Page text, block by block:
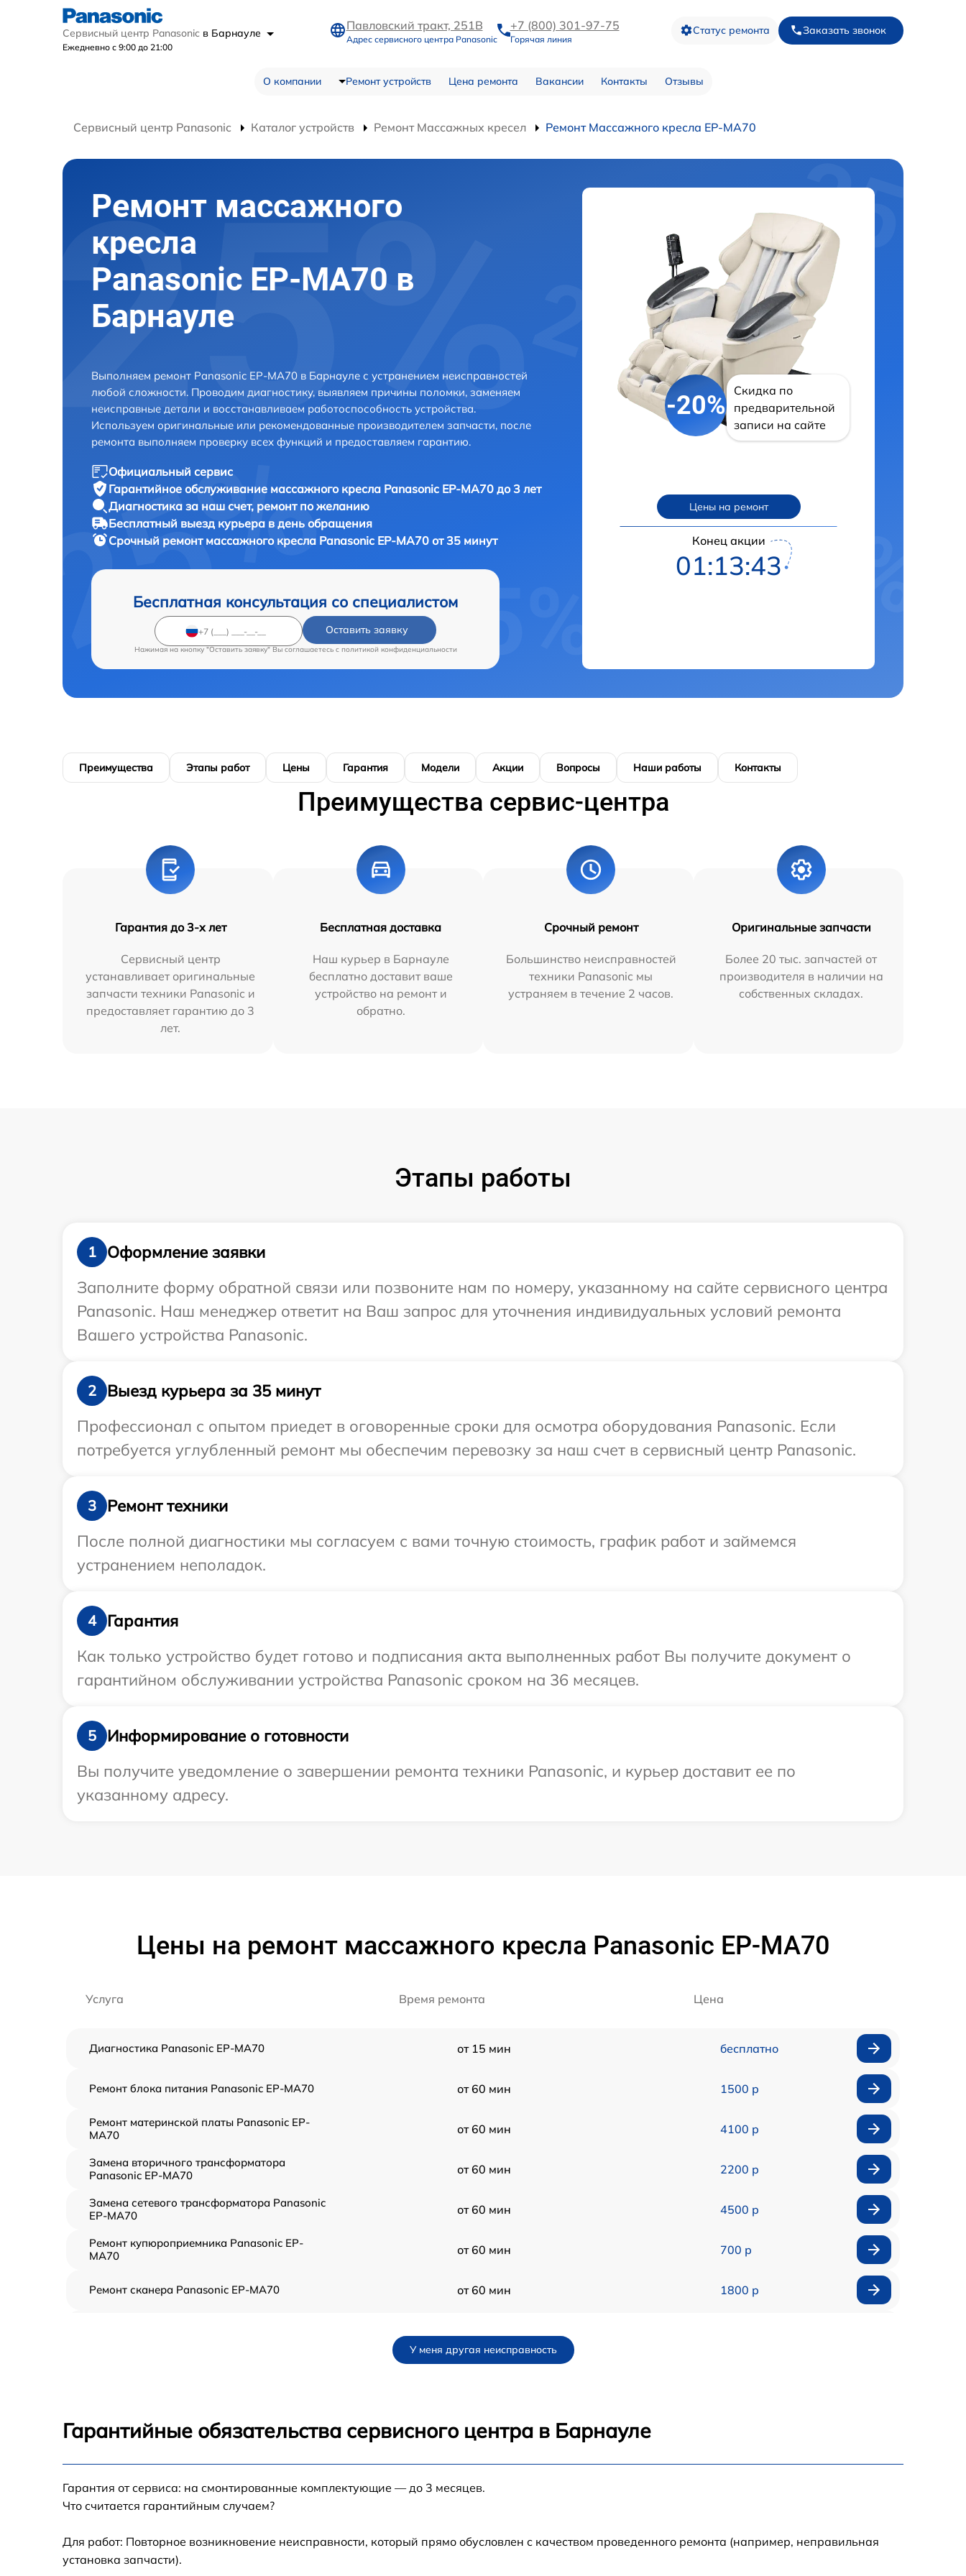
Сервисный центр Panasonic в Барнауле
Ежедневно с 9:00 до 21:00
Павловский тракт, 251В
Адрес сервисного центра Panasonic
+7 (800) 301-97-75
Горячая линия
Статус ремонта Заказать звонок
О компании Ремонт устройств Цена ремонта Вакансии Контакты Отзывы
Сервисный центр Panasonic Каталог устройств Ремонт Массажных кресел Ремонт Массажного кресла EP-MA70
Ремонт массажного
кресла
Panasonic EP-MA70 в
Барнауле
Выполняем ремонт Panasonic EP-MA70 в Барнауле с устранением неисправностей
любой сложности. Проводим диагностику, выявляем причины поломки, заменяем
неисправные детали и восстанавливаем работоспособность устройства.
Используем оригинальные или рекомендованные производителем запчасти, после
ремонта выполняем проверку всех функций и предоставляем гарантию.
Официальный сервис
Гарантийное обслуживание массажного кресла Panasonic EP-MA70 до 3 лет
Диагностика за наш счет, ремонт по желанию
Бесплатный выезд курьера в день обращения
Срочный ремонт массажного кресла Panasonic EP-MA70 от 35 минут
Бесплатная консультация со специалистом
Оставить заявку
Нажимая на кнопку "Оставить заявку" Вы соглашаетесь c политикой конфиденциальности
-20%
Скидка по
предварительной
записи на сайте
Цены на ремонт
Конец акции
01:13:42
Преимущества Этапы работ Цены Гарантия Модели Акции Вопросы Наши работы Контакты
Преимущества сервис-центра
Гарантия до 3-х лет
Сервисный центр
устанавливает оригинальные
запчасти техники Panasonic и
предоставляет гарантию до 3
лет.
Бесплатная доставка
Наш курьер в Барнауле
бесплатно доставит ваше
устройство на ремонт и
обратно.
Срочный ремонт
Большинство неисправностей
техники Panasonic мы
устраняем в течение 2 часов.
Оригинальные запчасти
Более 20 тыс. запчастей от
производителя в наличии на
собственных складах.
Этапы работы
1
Оформление заявки
Заполните форму обратной связи или позвоните нам по номеру, указанному на сайте сервисного центра
Panasonic. Наш менеджер ответит на Ваш запрос для уточнения индивидуальных условий ремонта
Вашего устройства Panasonic.
2
Выезд курьера за 35 минут
Профессионал с опытом приедет в оговоренные сроки для осмотра оборудования Panasonic. Если
потребуется углубленный ремонт мы обеспечим перевозку за наш счет в сервисный центр Panasonic.
3
Ремонт техники
После полной диагностики мы согласуем с вами точную стоимость, график работ и займемся
устранением неполадок.
4
Гарантия
Как только устройство будет готово и подписания акта выполненных работ Вы получите документ о
гарантийном обслуживании устройства Panasonic сроком на 36 месяцев.
5
Информирование о готовности
Вы получите уведомление о завершении ремонта техники Panasonic, и курьер доставит ее по
указанному адресу.
Цены на ремонт массажного кресла Panasonic EP-MA70
Услуга Время ремонта Цена
Диагностика Panasonic EP-MA70 от 15 мин бесплатно
Ремонт блока питания Panasonic EP-MA70 от 60 мин 1500 р
Ремонт материнской платы Panasonic EP-
MA70
от 60 мин 4100 р
Замена вторичного трансформатора
Panasonic EP-MA70
от 60 мин 2200 р
Замена сетевого трансформатора Panasonic
EP-MA70
от 60 мин 4500 р
Ремонт купюроприемника Panasonic EP-
MA70
от 60 мин 700 р
Ремонт сканера Panasonic EP-MA70 от 60 мин 1800 р
Замена сканера Panasonic EP-MA70 от 60 мин
У меня другая неисправность
Гарантийные обязательства сервисного центра в Барнауле
Гарантия от сервиса: на смонтированные комплектующие — до 3 месяцев.
Что считается гарантийным случаем?
Для работ: Повторное возникновение неисправности, который прямо обусловлен с качеством проведенного ремонта (например, неправильная
установка запчасти).